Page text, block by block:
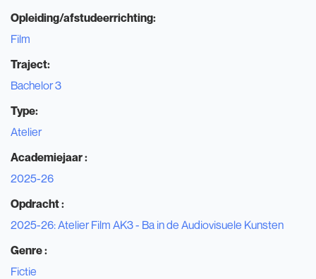
Opleiding/afstudeerrichting:
Film
Traject:
Bachelor 3
Type:
Atelier
Academiejaar :
2025-26
Opdracht :
2025-26: Atelier Film AK3 - Ba in de Audiovisuele Kunsten
Genre :
Fictie